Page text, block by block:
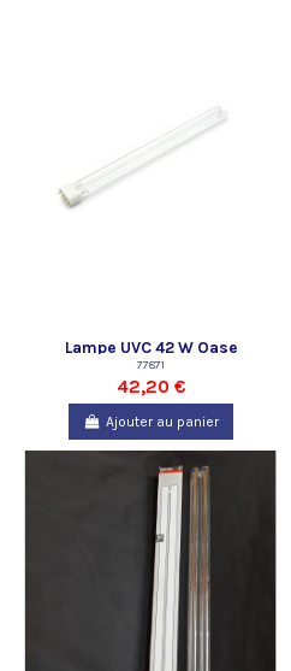
Lampe UVC 42 W Oase
77871
42,20 €
Ajouter au panier